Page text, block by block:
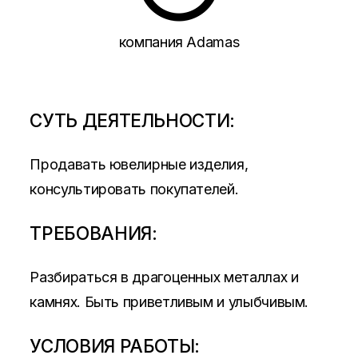
компания Аdamas
СУТЬ ДЕЯТЕЛЬНОСТИ:
Продавать ювелирные изделия,
консультировать покупателей.
ТРЕБОВАНИЯ:
Разбираться в драгоценных металлах и
камнях. Быть приветливым и улыбчивым.
УСЛОВИЯ РАБОТЫ: